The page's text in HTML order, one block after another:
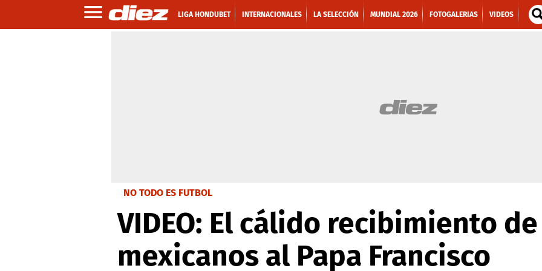
LIGA HONDUBET INTERNACIONALES LA SELECCIÓN MUNDIAL 2026 FOTOGALERIAS VIDEOS
NO TODO ES FUTBOL
VIDEO: El cálido recibimiento
mexicanos al Papa Francisco